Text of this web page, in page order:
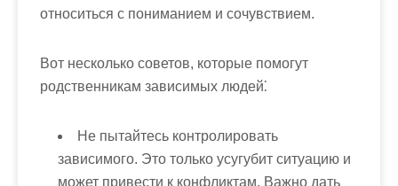
относиться с пониманием и сочувствием.
Вот несколько советов, которые помогут
родственникам зависимых людей⁚
Не пытайтесь контролировать
зависимого. Это только усугубит ситуацию и
может привести к конфликтам. Важно дать